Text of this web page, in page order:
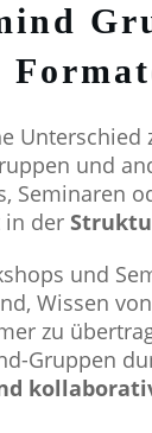
Unterschied
und
Seminaren
in der
und
Wissen
zu
Gruppen